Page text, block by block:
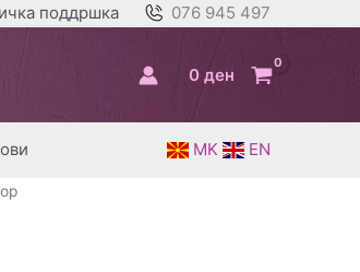
поддршка 076 945 497
0 ден
MK EN